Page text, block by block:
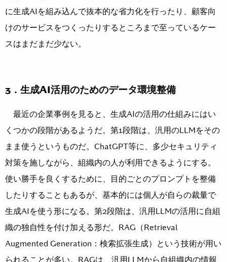
に生成AIを組み込んで抜本的な省力化を行ったり、顧客向
けのサービスをつくったりするところまで至っているケー
スはまだまだ少ない。
3．生成AI活用のためのデータ環境整備
最近の企業事例を見ると、生成AIの活用の仕組みにはい
くつかの段階があるようだ。第1段階は、汎用のLLMをその
まま使うというものだ。ChatGPT等に、多少セキュリティ
対策を施しながら、組織内の人が利用できるようにする。
使い勝手を良くするために、目的ごとのプロンプトを整備
したりすることもあるが、基本的には個人が自らの裁量で
生成AIを使う形になる。第2段階は、汎用LLMの活用に自組
織の独自性を付け加える形だ。RAG（Retrieval
Augmented Generation：検索拡張生成）という技術が用い
られることが多い。RAGは、汎用LLMから自組織内の情報